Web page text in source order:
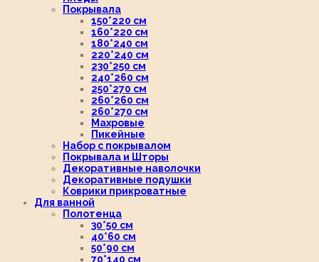
Покрывала
150*220 см
160*220 см
180*240 см
220*240 см
230*250 см
240*260 см
250*270 см
260*260 см
260*270 см
Махровые
Пикейные
Набор с покрывалом
Покрывала и Шторы
Декоративные наволочки
Декоративные подушки
Коврики прикроватные
Для ванной
Полотенца
30*50 см
40*60 см
50*90 см
70*140 см